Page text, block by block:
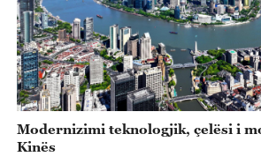
Modernizimi teknologjik, çelësi i
Kinës